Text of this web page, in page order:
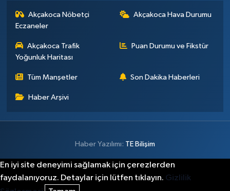
Akçakoca Nöbetçi
Eczaneler
Akçakoca Hava Durumu
Akçakoca Trafik
Yoğunluk Haritası
Puan Durumu ve Fikstür
Tüm Manşetler Son Dakika Haberleri
Haber Arşivi
Haber Yazılımı: TE Bilişim
En iyi site deneyimi sağlamak için çerezlerden
faydalanıyoruz. Detaylar için lütfen tıklayın. Gizlilik